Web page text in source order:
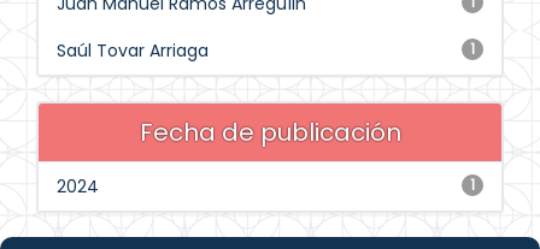
1
Saúl Tovar Arriaga
Fecha de publicación
1
2024